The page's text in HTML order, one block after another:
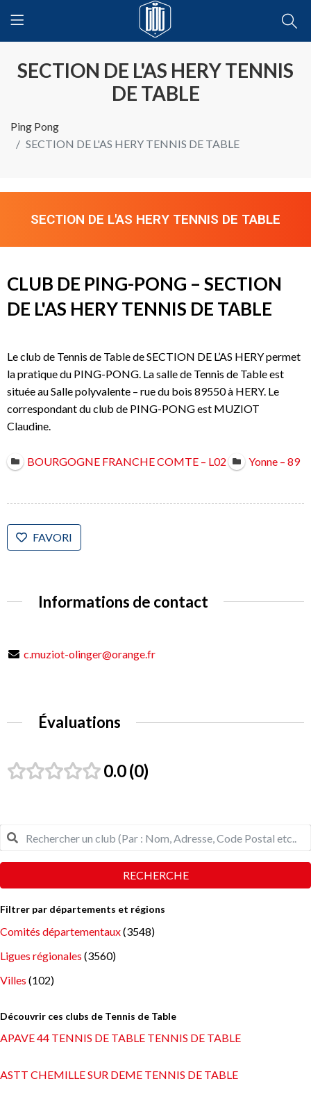
SECTION DE L'AS HERY TENNIS
DE TABLE
Ping Pong
SECTION DE L'AS HERY TENNIS DE TABLE
SECTION DE L'AS HERY TENNIS DE TABLE
CLUB DE PING-PONG – SECTION
DE L'AS HERY TENNIS DE TABLE
Le club de Tennis de Table de SECTION DE L’AS HERY permet
la pratique du PING-PONG. La salle de Tennis de Table est
située au Salle polyvalente – rue du bois 89550 à HERY. Le
correspondant du club de PING-PONG est MUZIOT
Claudine.
BOURGOGNE FRANCHE COMTE – L02 Yonne – 89
FAVORI
Informations de contact
c.muziot-olinger@orange.fr
Évaluations
0.0 0
RECHERCHE
Filtrer par départements et régions
Comités départementaux(3548)
Ligues régionales (3560)
Villes (102)
Découvrir ces clubs de Tennis de Table
APAVE 44 TENNIS DE TABLE TENNIS DE TABLE
ASTT CHEMILLE SUR DEME TENNIS DE TABLE